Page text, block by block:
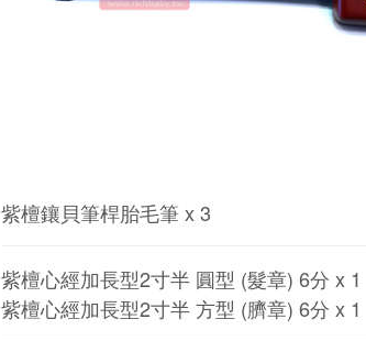
紫檀鑲貝筆桿胎毛筆 x 3
紫檀心經加長型2寸半 圓型 (髮章) 6分 x 1
紫檀心經加長型2寸半 方型 (臍章) 6分 x 1